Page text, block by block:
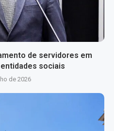
de servidores em
sociais
de 2026